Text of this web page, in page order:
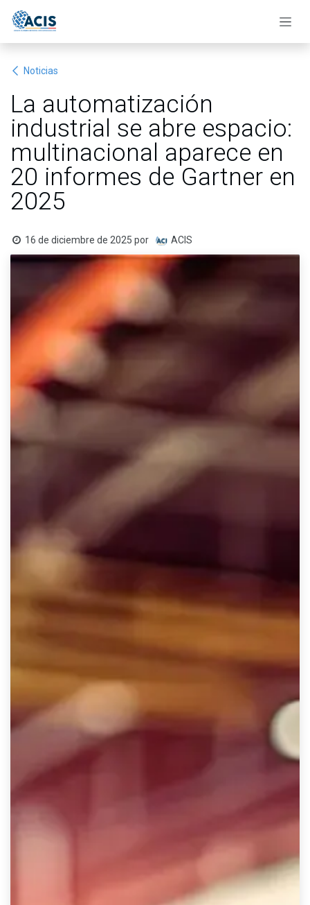
Noticias
La automatización
industrial se abre espacio:
multinacional aparece en
20 informes de Gartner en
2025
16 de diciembre de 2025 por ACIS